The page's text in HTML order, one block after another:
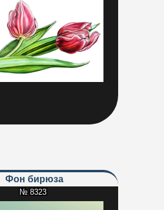
Фон бирюза
№ 8323